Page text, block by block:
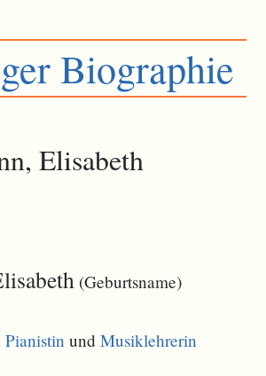
Biographie
Elisabeth
(Geburtsname)
Pianistin undMusiklehrerin